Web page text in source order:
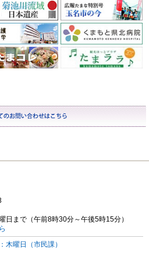
日まで（午前8時30分～午後5時15分）
木曜日（市民課）